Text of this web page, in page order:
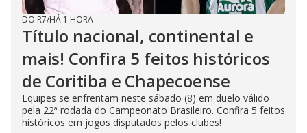
DO R7/HÁ 1 HORA
Título nacional, continental e
mais! Confira 5 feitos históricos
de Coritiba e Chapecoense
Equipes se enfrentam neste sábado (8) em duelo válido
pela 22ª rodada do Campeonato Brasileiro. Confira 5 feitos
históricos em jogos disputados pelos clubes!